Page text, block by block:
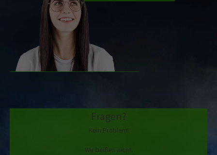
Fragen?
Kein Problem!
Wir beißen nicht.